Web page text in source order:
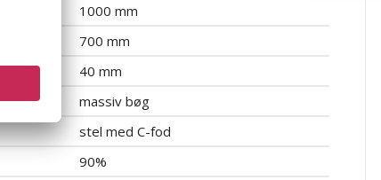
1000 mm
700 mm
40 mm
massiv bøg
stel med C-fod
90%